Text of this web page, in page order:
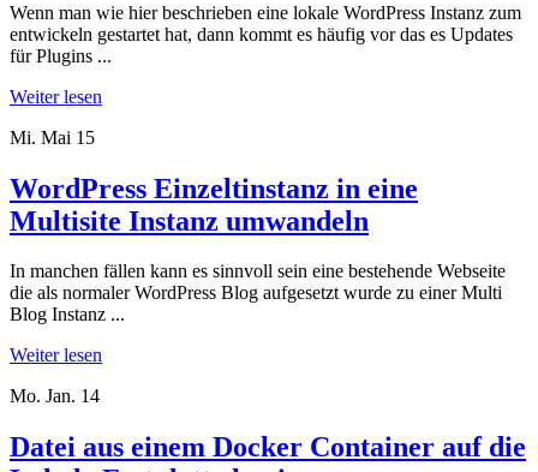
Wenn man wie hier beschrieben eine lokale WordPress Instanz zum
entwickeln gestartet hat, dann kommt es häufig vor das es Updates
für Plugins ...
Weiter lesen
Mi. Mai 15
WordPress Einzeltinstanz in eine
Multisite Instanz umwandeln
In manchen fällen kann es sinnvoll sein eine bestehende Webseite
die als normaler WordPress Blog aufgesetzt wurde zu einer Multi
Blog Instanz ...
Weiter lesen
Mo. Jan. 14
Datei aus einem Docker Container auf die